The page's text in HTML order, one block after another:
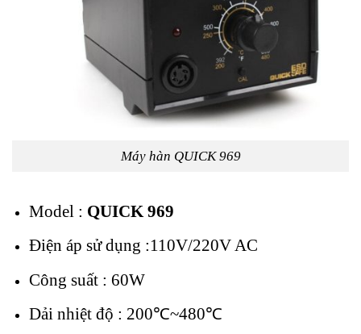
Máy hàn QUICK 969
Model : QUICK 969
Điện áp sử dụng :110V/220V AC
Công suất : 60W
Dải nhiệt độ : 200℃~480℃